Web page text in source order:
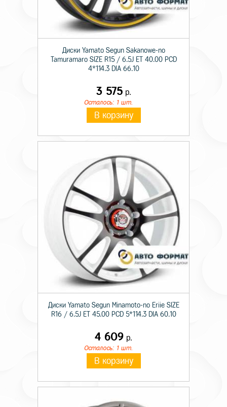
Диски Yamato Segun Sakanowe-no
Tamuramaro SIZE R15 / 6.5J ET 40.00 PCD
4*114.3 DIA 66.10
3 575р.
Осталось: 1 шт.
В корзину
Диски Yamato Segun Minamoto-no Eriie SIZE
R16 / 6.5J ET 45.00 PCD 5*114.3 DIA 60.10
4 609 р.
Осталось: 1 шт.
В корзину